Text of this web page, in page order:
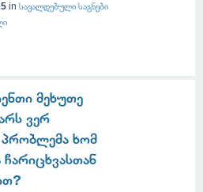
in სავალდებული საგნები
მეხუთე
ვერ
პრობლემა ხომ
ჩარიცხვასთან